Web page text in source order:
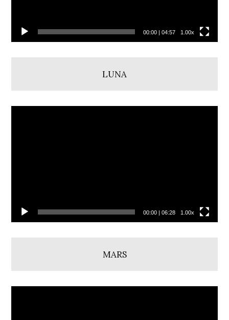
00:00| 04:57 1.00x
LUNA
00:00| 06:28 1.00x
MARS